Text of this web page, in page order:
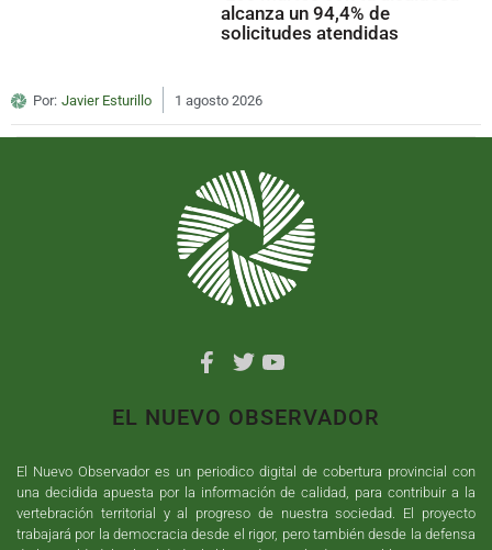
alcanza un 94,4% de
solicitudes atendidas
Por: Javier Esturillo 1 agosto 2026
EL NUEVO OBSERVADOR
El Nuevo Observador es un periodico digital de cobertura provincial con
una decidida apuesta por la información de calidad, para contribuir a la
vertebración territorial y al progreso de nuestra sociedad. El proyecto
trabajará por la democracia desde el rigor, pero también desde la defensa